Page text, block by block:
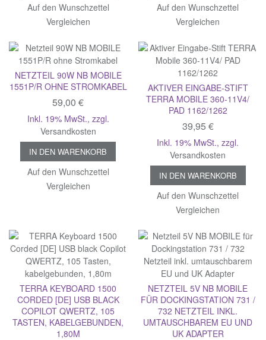
Auf den Wunschzettel
Vergleichen
Auf den Wunschzettel
Vergleichen
NETZTEIL 90W NB MOBILE
1551P/R OHNE STROMKABEL
59,00 €
Inkl. 19% MwSt., zzgl.
Versandkosten
IN DEN WARENKORB
Auf den Wunschzettel
Vergleichen
AKTIVER EINGABE-STIFT
TERRA MOBILE 360-11V4/
PAD 1162/1262
39,95 €
Inkl. 19% MwSt.,zzgl.
Versandkosten
IN DEN WARENKORB
Auf den Wunschzettel
Vergleichen
TERRA KEYBOARD 1500
CORDED [DE] USB BLACK
COPILOT QWERTZ, 105
TASTEN, KABELGEBUNDEN,
1,80M
NETZTEIL 5V NB MOBILE
FÜR DOCKINGSTATION 731 /
732 NETZTEIL INKL.
UMTAUSCHBAREM EU UND
UK ADAPTER